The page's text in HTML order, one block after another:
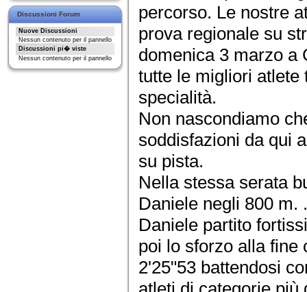
Discussioni Forum
Nuove Discussioni
Nessun contenuto per il pannello
Discussioni pi� viste
Nessun contenuto per il pannello
percorso. Le nostre
prova regionale su
domenica 3 marzo a
tutte le migliori atlete
specialità.
Non nascondiamo
soddisfazioni da qui
su pista.
Nella stessa serata
Daniele negli 800 m. .
Daniele partito
poi lo sforzo alla fine
2'25"53 battendosi